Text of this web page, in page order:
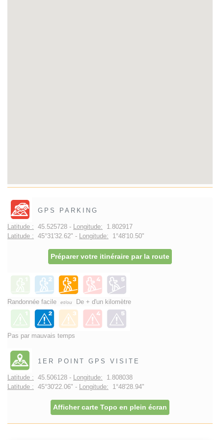
GPS PARKING
Latitude : 45.525728 - Longitude: 1.802917
Latitude : 45°31'32.62" - Longitude: 1°48'10.50"
Préparer votre itinéraire par la route
Randonnée facile et/ou De + d'un kilomètre
Pas par mauvais temps
1ER POINT GPS VISITE
Latitude : 45.506128 - Longitude: 1.808038
Latitude : 45°30'22.06" - Longitude: 1°48'28.94"
Afficher carte Topo en plein écran